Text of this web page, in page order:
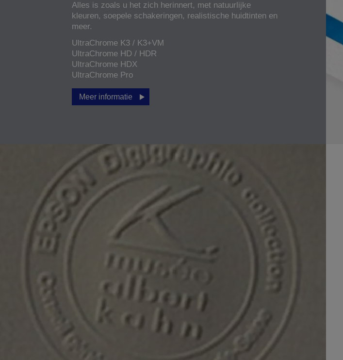
Alles is zoals u het zich herinnert, met natuurlijke
kleuren, soepele schakeringen, realistische huidtinten en
meer.
UltraChrome K3 / K3+VM
UltraChrome HD / HDR
UltraChrome HDX
UltraChrome Pro
Meer informatie